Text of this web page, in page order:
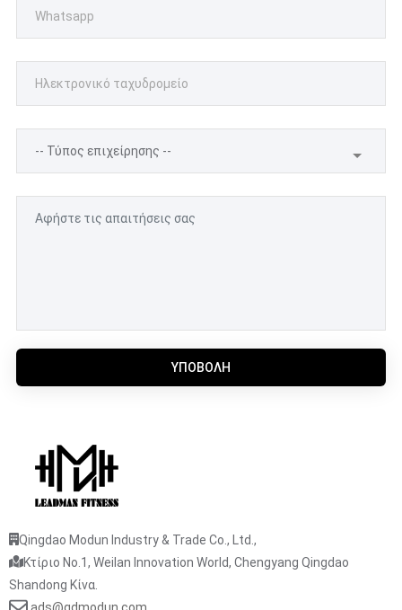
ΥΠΟΒΟΛΉ
Qingdao Modun Industry & Trade Co., Ltd.,
Κτίριο No.1, Weilan Innovation World, Chengyang Qingdao
Shandong Κίνα.
ads@qdmodun.com